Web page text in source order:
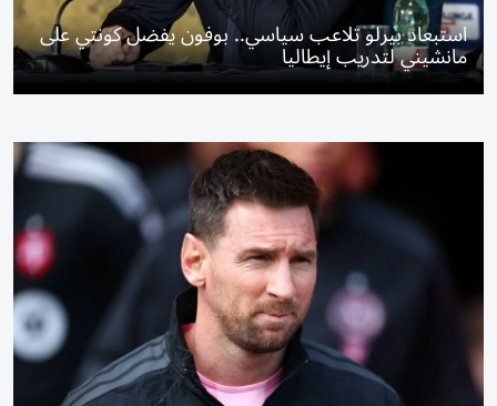
استبعاد بيرلو تلاعب سياسي.. بوفون يفضل كونتي على
مانشيني لتدريب إيطاليا